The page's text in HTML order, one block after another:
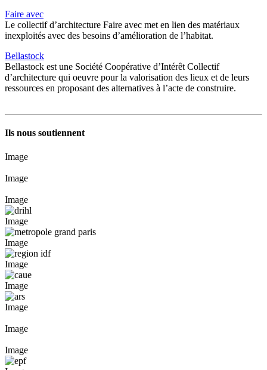
Faire avec
Le collectif d’architecture Faire avec met en lien des matériaux
inexploités avec des besoins d’amélioration de l’habitat.
Bellastock
Bellastock est une Société Coopérative d’Intérêt Collectif
d’architecture qui oeuvre pour la valorisation des lieux et de leurs
ressources en proposant des alternatives à l’acte de construire.
Ils nous soutiennent
Image
Image
Image
Image
Image
Image
Image
Image
Image
Image